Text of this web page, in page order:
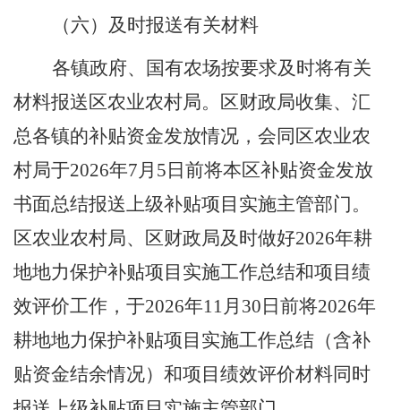
（六） 及时报送有关材料
各镇政府、国有农场按要求及时将有关
材料报送区农业农村局。 区财政局收集、汇
总各镇的补贴资金发放情况，会同 区农业农
村局于2026年7月 5 日前将本区补贴资金发放
书面总结报送上级补贴项目实施主管部门。
区农业农村局、 区财政局及时做好2026年耕
地地力保护补贴项目实施工作总结和项目绩
效评价工作，于2026年11月 30 日前将2026年
耕地地力保护补贴项目实施工作总结（含补
贴资金结余情况）和项目绩效评价材料同时